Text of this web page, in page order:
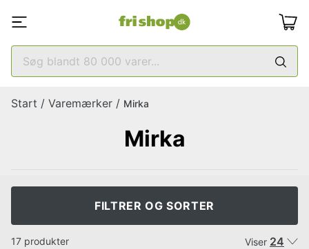
Start / Varemærker / Mirka
Mirka
FILTRER OG SORTER
17 produkter Viser 24